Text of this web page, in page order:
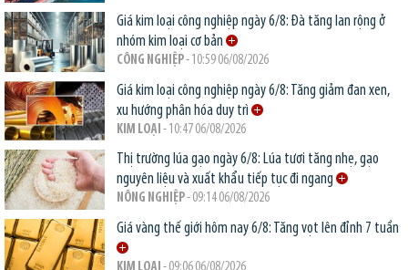
Giá kim loại công nghiệp ngày 6/8: Đà tăng lan rộng ở
nhóm kim loại cơ bản
CÔNG NGHIỆP- 10:59 06/08/2026
Giá kim loại công nghiệp ngày 6/8: Tăng giảm đan xen,
xu hướng phân hóa duy trì
KIM LOẠI - 10:47 06/08/2026
Thị trường lúa gạo ngày 6/8: Lúa tươi tăng nhẹ, gạo
nguyên liệu và xuất khẩu tiếp tục đi ngang
NÔNG NGHIỆP- 09:14 06/08/2026
Giá vàng thế giới hôm nay 6/8: Tăng vọt lên đỉnh 7 tuần